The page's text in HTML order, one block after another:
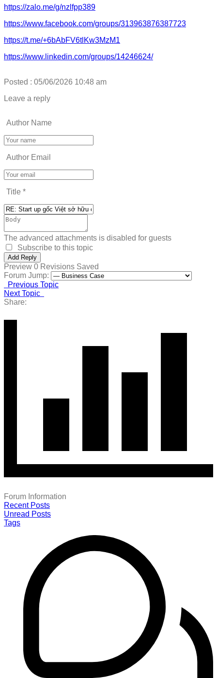
https://zalo.me/g/nzlfpp389
https://www.facebook.com/groups/313963876387723
https://t.me/+6bAbFV6tlKw3MzM1
https://www.linkedin.com/groups/14246624/
Posted : 05/06/2026 10:48 am
Leave a reply
Author Name
Author Email
Title *
The advanced attachments is disabled for guests
Subscribe to this topic
Preview 0 Revisions Saved
Forum Jump:
Previous Topic
Next Topic
Share:
Forum Information
Recent Posts
Unread Posts
Tags